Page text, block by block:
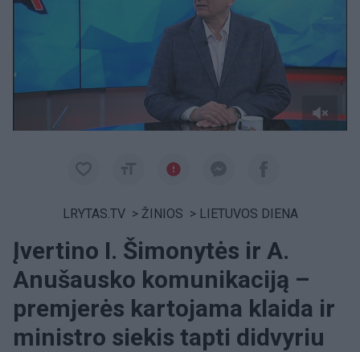
LRYTAS.TV > ŽINIOS > LIETUVOS DIENA
Įvertino I. Šimonytės ir A.
Anušausko komunikaciją –
premjerės kartojama klaida ir
ministro siekis tapti didvyriu